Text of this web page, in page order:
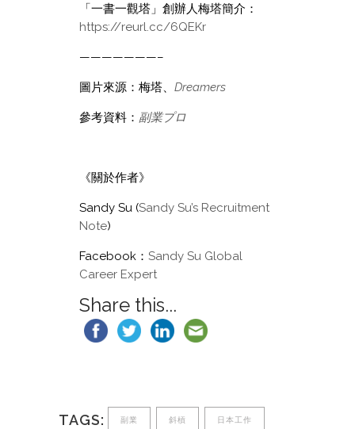
「一書一觀塔」創辦人梅塔簡介：
https://reurl.cc/6QEKr
———————–
圖片來源：梅塔、 Dreamers
參考資料： 副業プロ
《關於作者》
Sandy Su (Sandy Su’s Recruitment
Note)
Facebook： Sandy Su Global
Career Expert
Share this...
TAGS: 副業 斜槓 日本工作